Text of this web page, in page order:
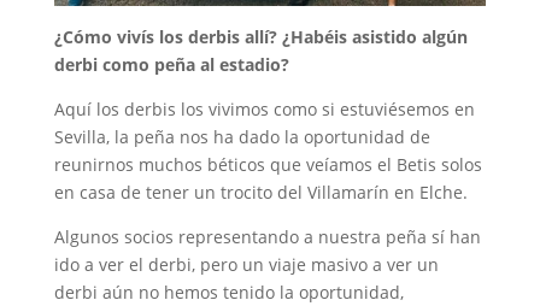
¿Cómo vivís los derbis allí? ¿Habéis asistido algún
derbi como peña al estadio?
Aquí los derbis los vivimos como si estuviésemos en
Sevilla, la peña nos ha dado la oportunidad de
reunirnos muchos béticos que veíamos el Betis solos
en casa de tener un trocito del Villamarín en Elche.
Algunos socios representando a nuestra peña sí han
ido a ver el derbi, pero un viaje masivo a ver un
derbi aún no hemos tenido la oportunidad,